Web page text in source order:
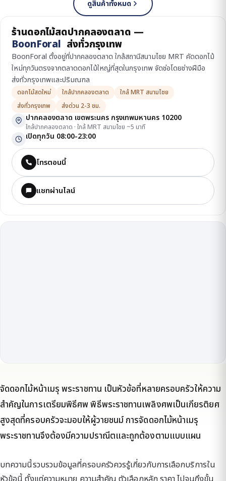
ดูสินค้าทั้งหมด
ร้านดอกไม้สดปากคลองตลาด —
BoonForal ส่งทั่วกรุงเทพ
BoonForal ตั้งอยู่ที่ปากคลองตลาด ใกล้สถานีสนามไชย MRT คัดดอกไม้
ใหม่ทุกวันตรงจากตลาดดอกไม้ใหญ่ที่สุดในกรุงเทพ จัดช่อโดยช่างฝีมือ
ส่งทั่วกรุงเทพและปริมณฑล
ดอกไม้สดใหม่ ใกล้ปากคลองตลาด
ใกล้ MRT สนามไชย
ส่งทั่วกรุงเทพ
ส่งด่วน 2-3 ชม.
ปากคลองตลาด เขตพระนคร กรุงเทพมหานคร 10200
ใกล้ปากคลองตลาด · ใกล้ MRT สนามไชย ~5 นาที
เปิดทุกวัน 08:00-23:00
โทรตอนนี้
แชทผ่านไลน์
จัดดอกไม้หน้าเมรุ พระราชทาน เป็นหัวข้อที่หลายครอบครัวให้ความ
สำคัญในการเตรียมพิธีศพ พิธีพระราชทานเพลิงศพเป็นเกียรติยศ
สูงสุดที่ครอบครัวจะมอบให้ผู้วายชนม์ การจัดดอกไม้หน้าเมรุ
พระราชทานจึงต้องมีความปราณีตและถูกต้องตามแบบแผน
บทความนี้รวบรวมข้อมูลที่ครอบครัวควรรู้เกี่ยวกับการเลือกบริการใน